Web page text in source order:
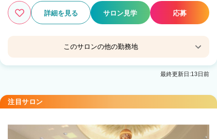
詳細を見る サロン見学 応募
このサロンの他の勤務地
Lashiku・Belle（ラシクベル）
最終更新日:13日前
注目サロン